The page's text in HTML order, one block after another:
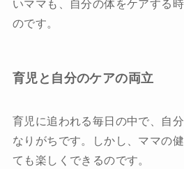
いママも、自分の体をケアする
のです。
育児と自分のケアの両立
育児に追われる毎日の中で、自
なりがちです。しかし、ママの
ても楽しくできるのです。